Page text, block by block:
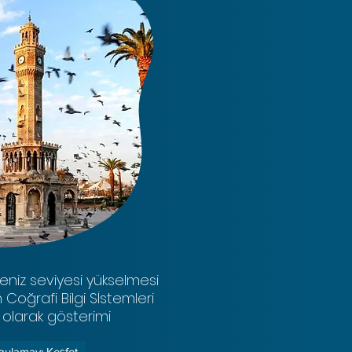
seviyesi yükselmesi
Coğrafi Bilgi Sİstemleri
gösterimi